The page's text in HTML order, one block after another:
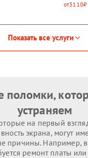
3110
Показать все услуги
поломки,
устраняем
на первый
экрана, могут
причины. Например,
ремонт платы